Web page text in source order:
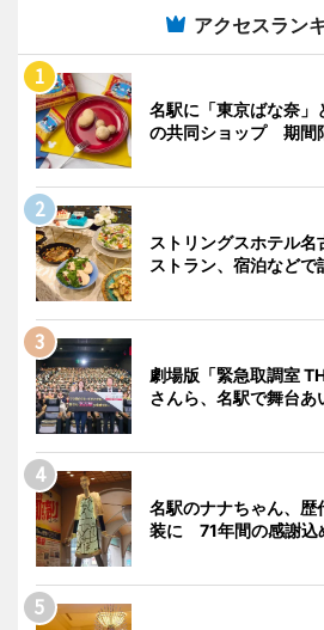
アクセスラン
名駅に「東京ばな奈」
の共同ショップ 期間
ストリングスホテル
ストラン、宿泊などで
劇場版「緊急取調室
さんら、名駅で舞台あ
名駅のナナちゃん、歴
装に 71年間の感謝込